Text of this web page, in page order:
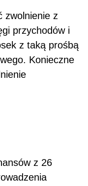
zwolnienie z
przychodów i
z taką prośbą
Konieczne
z 26